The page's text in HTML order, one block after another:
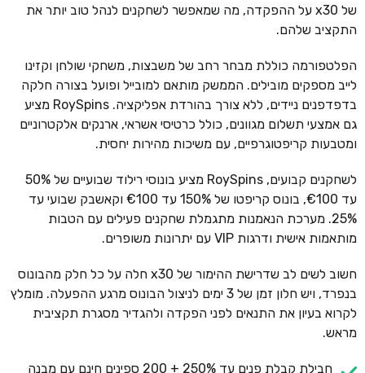
של x30 על ההפקדה, מה שמאפשר לשחקנים לנהל טוב יותר את
התקציב שלהם.
הפלטפורמה כוללת מבחר רחב של משבצות, משחקי שולחן וקזינו
לייב מספקים מובילים. הממשק מותאם למובייל ופועל בצורה חלקה
בדפדפנים ניידים, ללא צורך בהורדת אפליקציה. RoySpins מציע
גם אמצעי תשלום מגוונים, כולל כרטיסי אשראי, ארנקים אלקטרוניים
ומטבעות קריפטוגרפיים, עם משיכות מהירות יחסית.
לשחקנים קבועים, RoySpins מציע בונוסי רילוד שבועיים של 50%
עד €100, בונוס קריפטו של 150% עד €100 וקאשבק שבועי עד
25%. מערכת הנאמנות מתגמלת שחקנים פעילים עם הטבות
מותאמות אישית ודרגות VIP עם יתרונות משופרים.
חשוב לשים לב שדרישת ההימור של x30 חלה על כל חלק מהבונוס
בנפרד, ויש חלון זמן של 3 ימים לניצול הבונוס מרגע ההפעלה. מומלץ
לקרוא בעיון את התנאים לפני הפקדה ולהגדיר מסגרת תקציבית
מראש.
חבילת קבלת פנים עד 250% + 200 ספינים חינם עם מבנה